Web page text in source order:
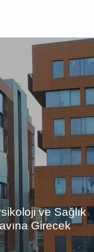
ve Sağlık
Girecek